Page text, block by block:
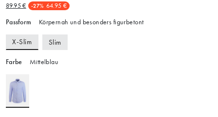
89.95 € -27% 64.95 €
Passform Körpernah und besonders figurbetont
X-Slim Slim
Farbe Mittelblau